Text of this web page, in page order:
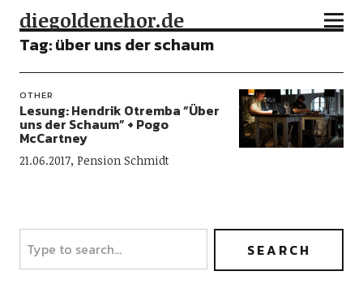
diegoldenehor.de
Tag:über uns der schaum
OTHER
Lesung: Hendrik Otremba “Über
uns der Schaum” + Pogo
McCartney
21.06.2017, Pension Schmidt